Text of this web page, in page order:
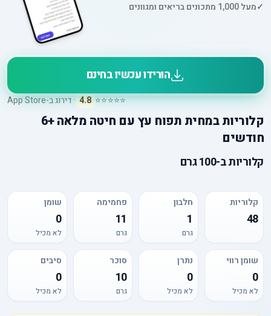
✓מעל 1,000 מתכונים בריאים ומגוונים
הורידו עכשיו בחינם
⭐⭐⭐⭐⭐
4.8 · דירוג ב-App Store
קלוריותב
מחית תפוח עץ עם חיטה מלאה +6
חודשים
קלוריותב-100 גרם
קלוריות
48
חלבון
1
גרם
פחמימה
11
גרם
שומן
0
לא מכיל
שומן רווי
0
לא מכיל
נתרן
0
לא מכיל
סוכר
10
גרם
סיבים
0
לא מכיל